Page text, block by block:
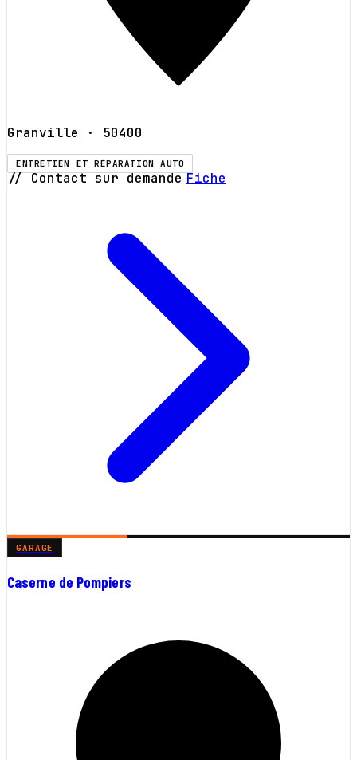
Granville · 50400
ENTRETIEN ET RÉPARATION AUTO
// Contact sur demande Fiche
GARAGE
Caserne de Pompiers